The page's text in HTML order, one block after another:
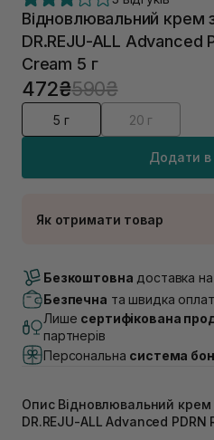
Відновлювальний крем
DR.REJU-ALL Advanced
Cream 5 г
472₴590₴
5 г 20 г
Додати в
Як отримати товар
Немає в наявності!
Немає в наявності!
Самовивіз м. Львів, вул.
(Duck’s Lake)
Немає в наявності!
Самовивіз м. Львів,
Немає в наявності!
Безкоштовна доставка
Безпечна та швидка
Лише сертифікована
партнерів
Персональна система
Опис Відновлювальний крем
DR.REJU-ALL Advanced